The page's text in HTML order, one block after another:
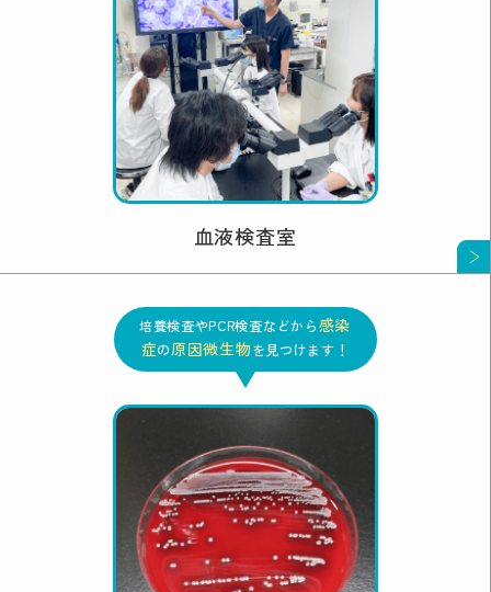
血液検査室
培養検査やPCR検査などから感染
症の原因微生物を見つけます！